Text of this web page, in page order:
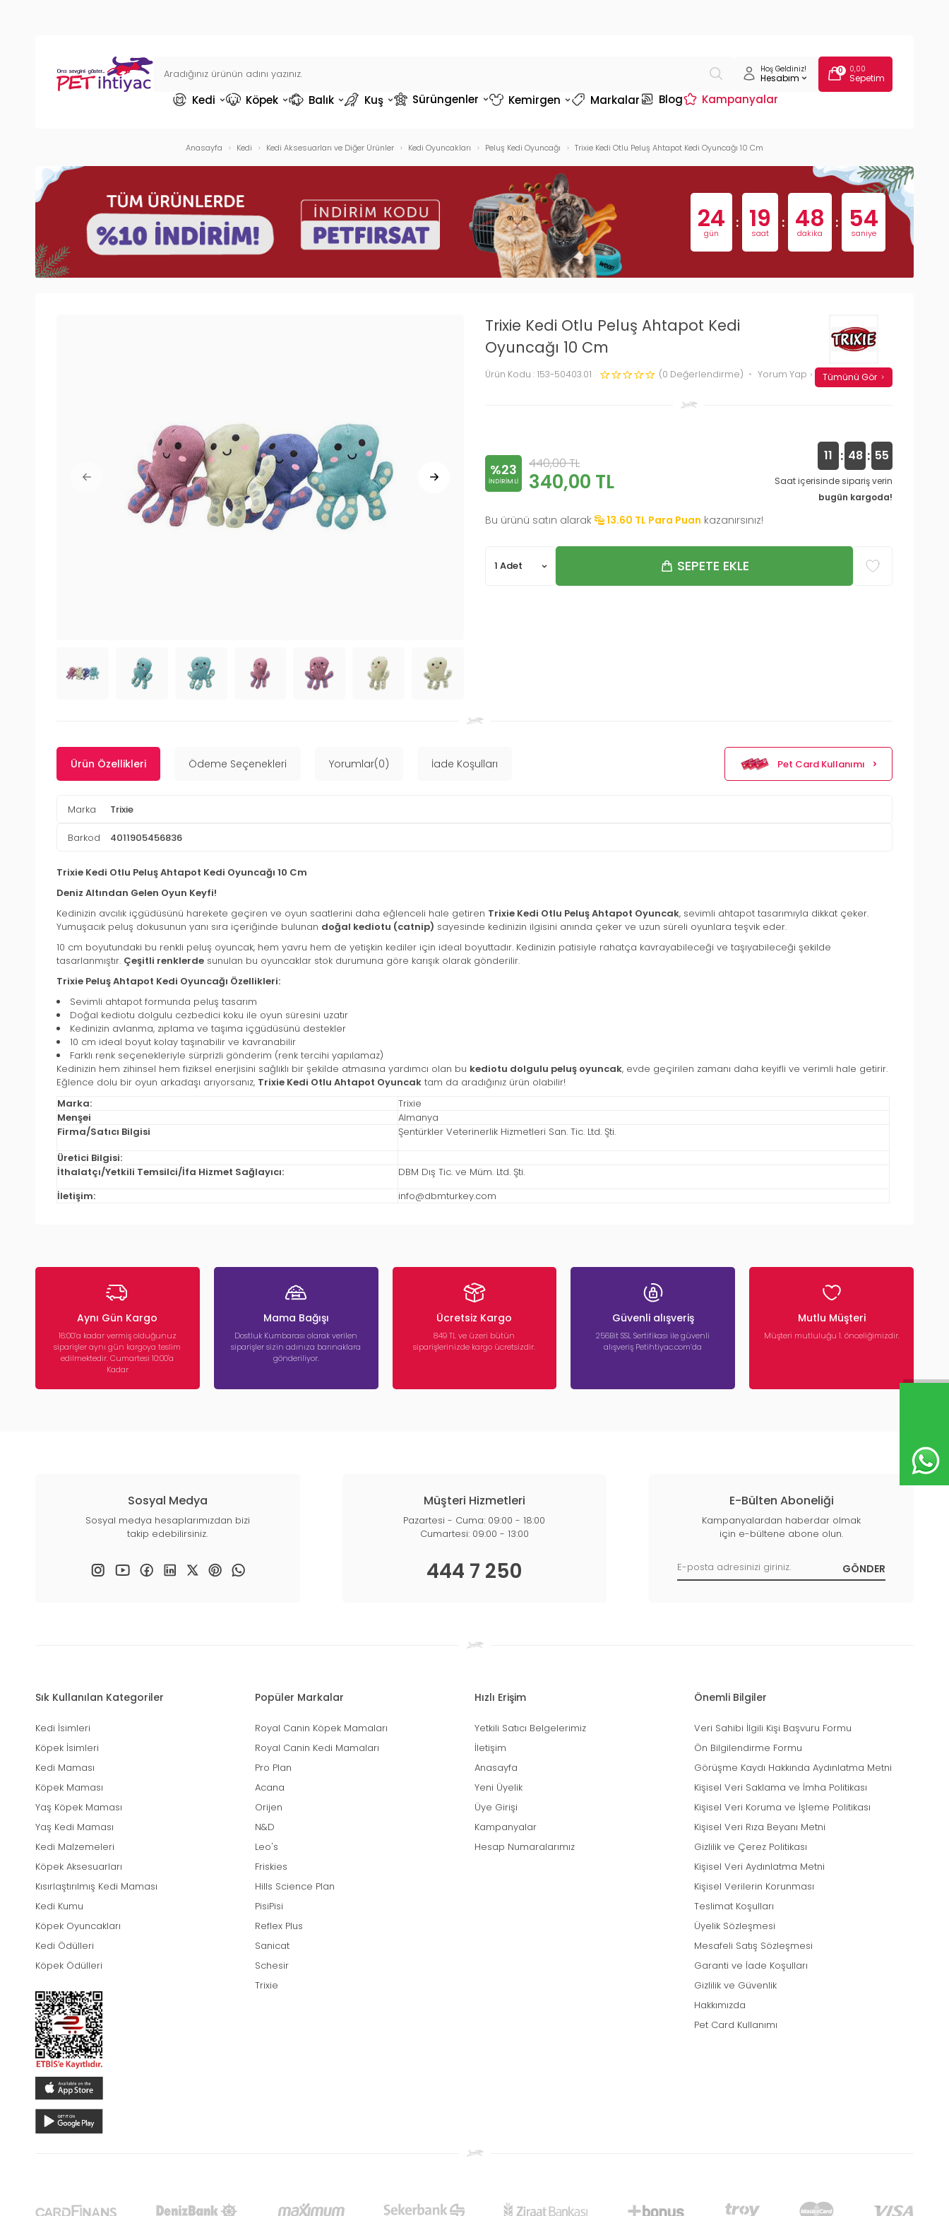
Hoş Geldiniz!
Hesabım
0 0,00
Sepetim
Kedi Köpek Balık Kuş Sürüngenler Kemirgen Markalar Blog Kampanyalar
Anasayfa Kedi Kedi Aksesuarları ve Diğer Ürünler Kedi Oyuncakları Peluş Kedi Oyuncağı Trixie Kedi Otlu Peluş Ahtapot Kedi Oyuncağı 10 Cm
24
gün
: 19
saat
: 48
dakika
: 53
saniye
Trixie Kedi Otlu Peluş Ahtapot Kedi
Oyuncağı 10 Cm
Ürün Kodu : 153-50403.01 (0 Değerlendirme) Yorum Yap Tümünü Gör
%23
INDIRIMLI
440,00TL
340,00 TL
11 : 48 : 54
Saat içerisinde sipariş verin
bugün kargoda!
Bu ürünü satın alarak 13.60 TL Para Puan kazanırsınız!
SEPETE EKLE
Ürün Özellikleri Ödeme Seçenekleri Yorumlar(0) İade Koşulları Pet Card Kullanımı
Marka Trixie
Barkod 4011905456836
Trixie Kedi Otlu Peluş Ahtapot Kedi Oyuncağı 10 Cm
Deniz Altından Gelen Oyun Keyfi!
Kedinizin avcılık içgüdüsünü harekete geçiren ve oyun saatlerini daha eğlenceli hale getiren Trixie Kedi Otlu Peluş Ahtapot Oyuncak, sevimli ahtapot tasarımıyla dikkat çeker.
Yumuşacık peluş dokusunun yanı sıra içeriğinde bulunan doğal kediotu (catnip) sayesinde kedinizin ilgisini anında çeker ve uzun süreli oyunlara teşvik eder.
10 cm boyutundaki bu renkli peluş oyuncak, hem yavru hem de yetişkin kediler için ideal boyuttadır. Kedinizin patisiyle rahatça kavrayabileceği ve taşıyabileceği şekilde
tasarlanmıştır. Çeşitli renklerde sunulan bu oyuncaklar stok durumuna göre karışık olarak gönderilir.
Trixie Peluş Ahtapot Kedi Oyuncağı Özellikleri:
Sevimli ahtapot formunda peluş tasarım
Doğal kediotu dolgulu cezbedici koku ile oyun süresini uzatır
Kedinizin avlanma, zıplama ve taşıma içgüdüsünü destekler
10 cm ideal boyut kolay taşınabilir ve kavranabilir
Farklı renk seçenekleriyle sürprizli gönderim (renk tercihi yapılamaz)
Kedinizin hem zihinsel hem fiziksel enerjisini sağlıklı bir şekilde atmasına yardımcı olan bu kediotu dolgulu peluş oyuncak, evde geçirilen zamanı daha keyifli ve verimli hale getirir.
Eğlence dolu bir oyun arkadaşı arıyorsanız, Trixie Kedi Otlu Ahtapot Oyuncak tam da aradığınız ürün olabilir!
Marka:
Trixie
Menşei
Almanya
Firma/Satıcı Bilgisi
Şentürkler Veterinerlik Hizmetleri San. Tic. Ltd. Şti.
Üretici Bilgisi:
İthalatçı/Yetkili Temsilci/İfa Hizmet Sağlayıcı:
DBM Dış Tic. ve Müm. Ltd. Şti.
İletişim:
info@dbmturkey.com
Aynı Gün Kargo
16:00’a kadar vermiş olduğunuz
siparişler aynı gün kargoya teslim
edilmektedir. Cumartesi 10:00'a
Kadar
Mama Bağışı
Dostluk Kumbarası olarak verilen
siparişler sizin adınıza barınaklara
gönderiliyor.
Ücretsiz Kargo
849 TL ve üzeri bütün
siparişlerinizde kargo ücretsizdir.
Güvenli alışveriş
256Bit SSL Sertifikası ile güvenli
alışveriş Petihtiyac.com’da
Mutlu Müşteri
Müşteri mutluluğu 1. önceliğimizdir.
Sosyal Medya
Sosyal medya hesaplarımızdan bizi
takip edebilirsiniz.
Müşteri Hizmetleri
Pazartesi - Cuma: 09:00 - 18:00
Cumartesi: 09:00 - 13:00
444 7 250
E-Bülten Aboneliği
Kampanyalardan haberdar olmak
için e-bültene abone olun.
Sık Kullanılan Kategoriler
Kedi İsimleri
Köpek İsimleri
Kedi Maması
Köpek Maması
Yaş Köpek Maması
Yaş Kedi Maması
Kedi Malzemeleri
Köpek Aksesuarları
Kısırlaştırılmış Kedi Maması
Kedi Kumu
Köpek Oyuncakları
Kedi Ödülleri
Köpek Ödülleri
Popüler Markalar
Royal Canin Köpek Mamaları
Royal Canin Kedi Mamaları
Pro Plan
Acana
Orijen
N&D
Leo's
Friskies
Hills Science Plan
PisiPisi
Reflex Plus
Sanicat
Schesir
Trixie
Hızlı Erişim
Yetkili Satıcı Belgelerimiz
İletişim
Anasayfa
Yeni Üyelik
Üye Girişi
Kampanyalar
Hesap Numaralarımız
Önemli Bilgiler
Veri Sahibi İlgili Kişi Başvuru Formu
Ön Bilgilendirme Formu
Görüşme Kaydı Hakkında Aydınlatma Metni
Kişisel Veri Saklama ve İmha Politikası
Kişisel Veri Koruma ve İşleme Politikası
Kişisel Veri Rıza Beyanı Metni
Gizlilik ve Çerez Politikası
Kişisel Veri Aydınlatma Metni
Kişisel Verilerin Korunması
Teslimat Koşulları
Üyelik Sözleşmesi
Mesafeli Satış Sözleşmesi
Garanti ve İade Koşulları
Gizlilik ve Güvenlik
Hakkımızda
Pet Card Kullanımı